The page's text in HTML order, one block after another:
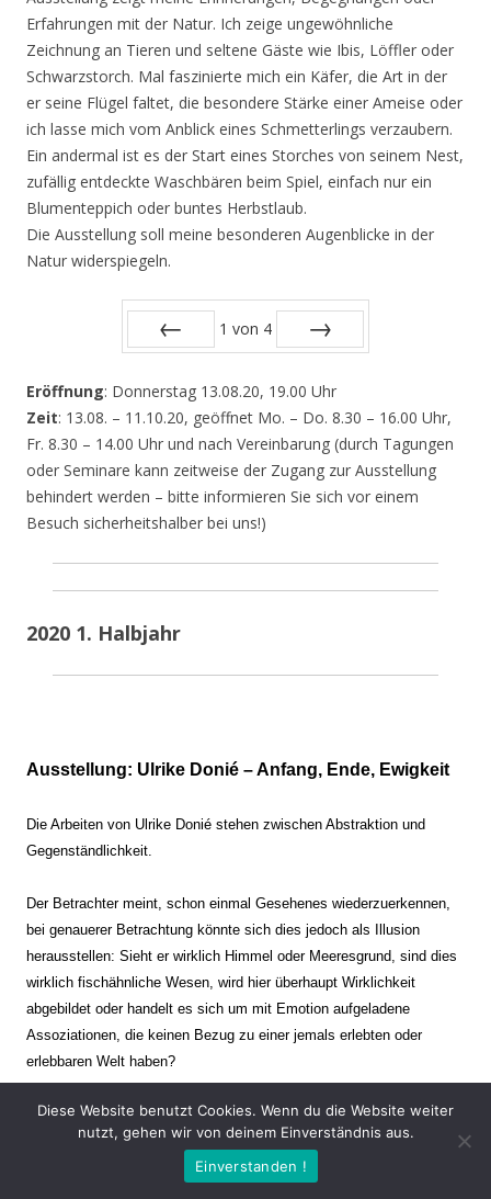
Erfahrungen mit der Natur. Ich zeige ungewöhnliche
Zeichnung an Tieren und seltene Gäste wie Ibis, Löffler oder
Schwarzstorch. Mal faszinierte mich ein Käfer, die Art in der
er seine Flügel faltet, die besondere Stärke einer Ameise oder
ich lasse mich vom Anblick eines Schmetterlings verzaubern.
Ein andermal ist es der Start eines Storches von seinem Nest,
zufällig entdeckte Waschbären beim Spiel, einfach nur ein
Blumenteppich oder buntes Herbstlaub.
Die Ausstellung soll meine besonderen Augenblicke in der
Natur widerspiegeln.
1 von 4
Eröffnung: Donnerstag 13.08.20, 19.00 Uhr
Zeit: 13.08. – 11.10.20, geöffnet Mo. – Do. 8.30 – 16.00 Uhr,
Fr. 8.30 – 14.00 Uhr und nach Vereinbarung (durch Tagungen
oder Seminare kann zeitweise der Zugang zur Ausstellung
behindert werden – bitte informieren Sie sich vor einem
Besuch sicherheitshalber bei uns!)
2020 1. Halbjahr
Ausstellung: Ulrike Donié – Anfang, Ende, Ewigkeit
Die Arbeiten von Ulrike Donié stehen zwischen Abstraktion und
Gegenständlichkeit.
Der Betrachter meint, schon einmal Gesehenes wiederzuerkennen,
bei genauerer Betrachtung könnte sich dies jedoch als Illusion
herausstellen: Sieht er wirklich Himmel oder Meeresgrund, sind dies
wirklich fischähnliche Wesen, wird hier überhaupt Wirklichkeit
abgebildet oder handelt es sich um mit Emotion aufgeladene
Assoziationen, die keinen Bezug zu einer jemals erlebten oder
erlebbaren Welt haben?
Verharren und Dynamik stehen sich dabei gegenüber. Zeit steht still
oder verrinnt im Nu. Es soll dabei eine Spannung, auch farblich, bis
zur Schmerzgrenze erzeugt werden. Die Arbeiten stellen ambivalente
Diese Website benutzt Cookies. Wenn du die Website weiter
nutzt, gehen wir von deinem Einverständnis aus.
Einverstanden !